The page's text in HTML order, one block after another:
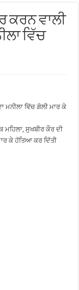
ਕਰਨ ਵਾਲੀ
ਵਿੱਚ
ਮਨੀਲਾ ਵਿੱਚ ਗੋਲੀ ਮਾਰ ਕੇ
ਮਹਿਲਾ, ਸੁਖਬੀਰ ਕੌਰ ਦੀ
ਕੇ ਹੱਤਿਆ ਕਰ ਦਿੱਤੀ